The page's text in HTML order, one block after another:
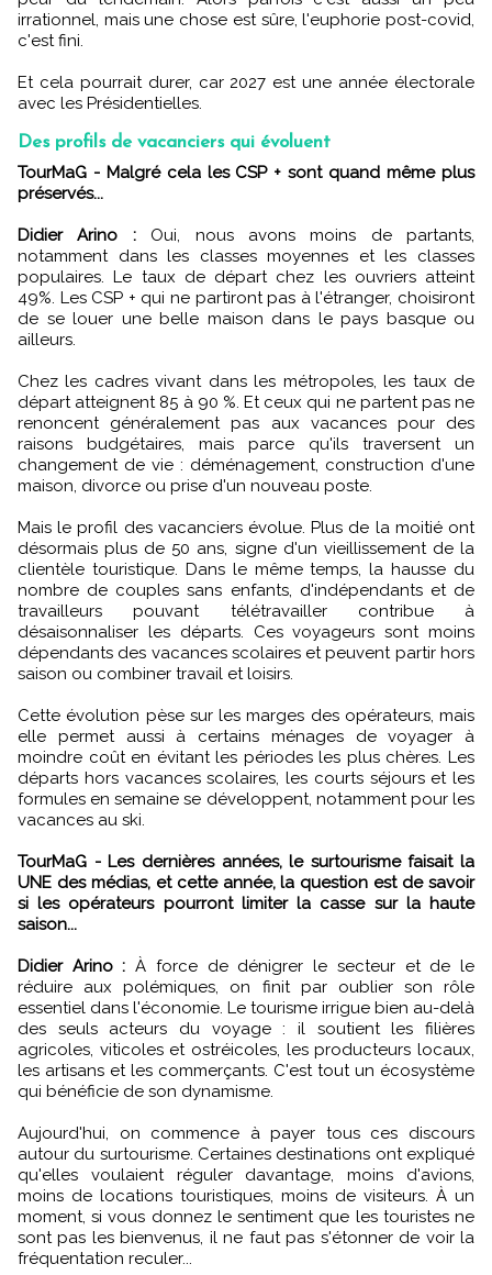
irrationnel, mais une chose est sûre, l'euphorie post-covid,
c'est fini.
Et cela pourrait durer, car 2027 est une année électorale
avec les Présidentielles.
Des profils de vacanciers qui évoluent
TourMaG - Malgré cela les CSP + sont quand même plus
préservés...
Didier Arino :Oui, nous avons moins de partants,
notamment dans les classes moyennes et les classes
populaires. Le taux de départ chez les ouvriers atteint
49%. Les CSP + qui ne partiront pas à l'étranger, choisiront
de se louer une belle maison dans le pays basque ou
ailleurs.
Chez les cadres vivant dans les métropoles, les taux de
départ atteignent 85 à 90 %. Et ceux qui ne partent pas ne
renoncent généralement pas aux vacances pour des
raisons budgétaires, mais parce qu'ils traversent un
changement de vie : déménagement, construction d'une
maison, divorce ou prise d'un nouveau poste.
Mais le profil des vacanciers évolue. Plus de la moitié ont
désormais plus de 50 ans, signe d'un vieillissement de la
clientèle touristique. Dans le même temps, la hausse du
nombre de couples sans enfants, d'indépendants et de
travailleurs pouvant télétravailler contribue à
désaisonnaliser les départs. Ces voyageurs sont moins
dépendants des vacances scolaires et peuvent partir hors
saison ou combiner travail et loisirs.
Cette évolution pèse sur les marges des opérateurs, mais
elle permet aussi à certains ménages de voyager à
moindre coût en évitant les périodes les plus chères. Les
départs hors vacances scolaires, les courts séjours et les
formules en semaine se développent, notamment pour les
vacances au ski.
TourMaG - Les dernières années, le surtourisme faisait la
UNE des médias, et cette année, la question est de savoir
si les opérateurs pourront limiter la casse sur la haute
saison...
Didier Arino :À force de dénigrer le secteur et de le
réduire aux polémiques, on finit par oublier son rôle
essentiel dans l'économie. Le tourisme irrigue bien au-delà
des seuls acteurs du voyage : il soutient les filières
agricoles, viticoles et ostréicoles, les producteurs locaux,
les artisans et les commerçants. C'est tout un écosystème
qui bénéficie de son dynamisme.
Aujourd'hui, on commence à payer tous ces discours
autour du surtourisme. Certaines destinations ont expliqué
qu'elles voulaient réguler davantage, moins d'avions,
moins de locations touristiques, moins de visiteurs. À un
moment, si vous donnez le sentiment que les touristes ne
sont pas les bienvenus, il ne faut pas s'étonner de voir la
fréquentation reculer...